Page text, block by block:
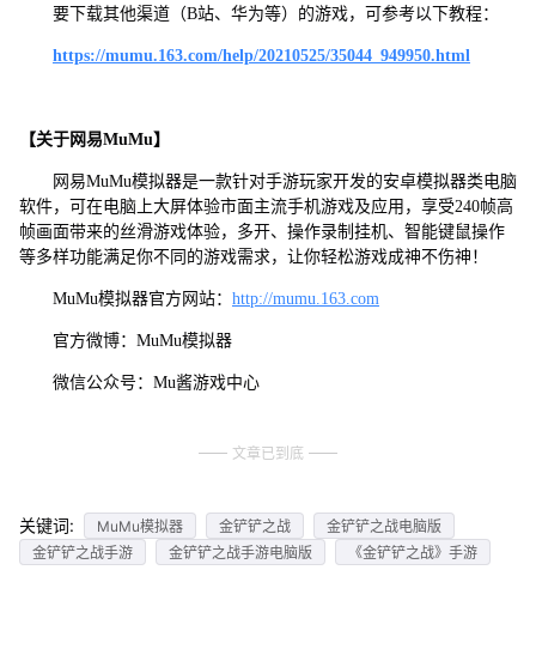
要下载其他渠道（B站、华为等）的游戏，可参考以下教程：
https://mumu.163.com/help/20210525/35044_949950.html
【关于网易MuMu】
网易MuMu模拟器是一款针对手游玩家开发的安卓模拟器类电脑
软件，可在电脑上大屏体验市面主流手机游戏及应用，享受240帧高
帧画面带来的丝滑游戏体验，多开、操作录制挂机、智能键鼠操作
等多样功能满足你不同的游戏需求，让你轻松游戏成神不伤神！
MuMu模拟器官方网站： http://mumu.163.com
官方微博：MuMu模拟器
微信公众号：Mu酱游戏中心
文章已到底
关键词: MuMu模拟器 金铲铲之战
金铲铲之战电脑版
金铲铲之战手游
金铲铲之战手游电脑版 《金铲铲之战》手游